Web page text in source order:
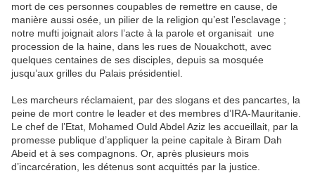
mort de ces personnes coupables de remettre en cause, de
manière aussi osée, un pilier de la religion qu’est l’esclavage ;
notre mufti joignait alors l’acte à la parole et organisait une
procession de la haine, dans les rues de Nouakchott, avec
quelques centaines de ses disciples, depuis sa mosquée
jusqu’aux grilles du Palais présidentiel.
Les marcheurs réclamaient, par des slogans et des pancartes, la
peine de mort contre le leader et des membres d’IRA-Mauritanie.
Le chef de l’Etat, Mohamed Ould Abdel Aziz les accueillait, par la
promesse publique d’appliquer la peine capitale à Biram Dah
Abeid et à ses compagnons. Or, après plusieurs mois
d’incarcération, les détenus sont acquittés par la justice.